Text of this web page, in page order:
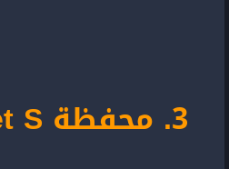
3. محفظة CoolWallet S